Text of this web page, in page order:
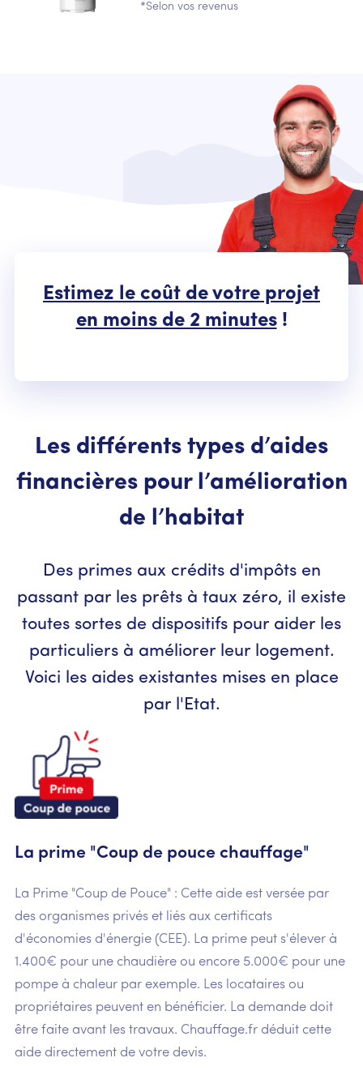
*Selon vos revenus
Estimez le coût de votre projet
en moins de 2 minutes!
Les différents types d’aides
financières pour l’amélioration
de l’habitat
Des primes aux crédits d'impôts en
passant par les prêts à taux zéro, il existe
toutes sortes de dispositifs pour aider les
particuliers à améliorer leur logement.
Voici les aides existantes mises en place
par l'Etat.
La prime "Coup de pouce chauffage"
La Prime "Coup de Pouce" : Cette aide est versée par
des organismes privés et liés aux certificats
d'économies d'énergie (CEE). La prime peut s'élever à
1.400€ pour une chaudière ou encore 5.000€ pour une
pompe à chaleur par exemple. Les locataires ou
propriétaires peuvent en bénéficier. La demande doit
être faite avant les travaux. Chauffage.fr déduit cette
aide directement de votre devis.